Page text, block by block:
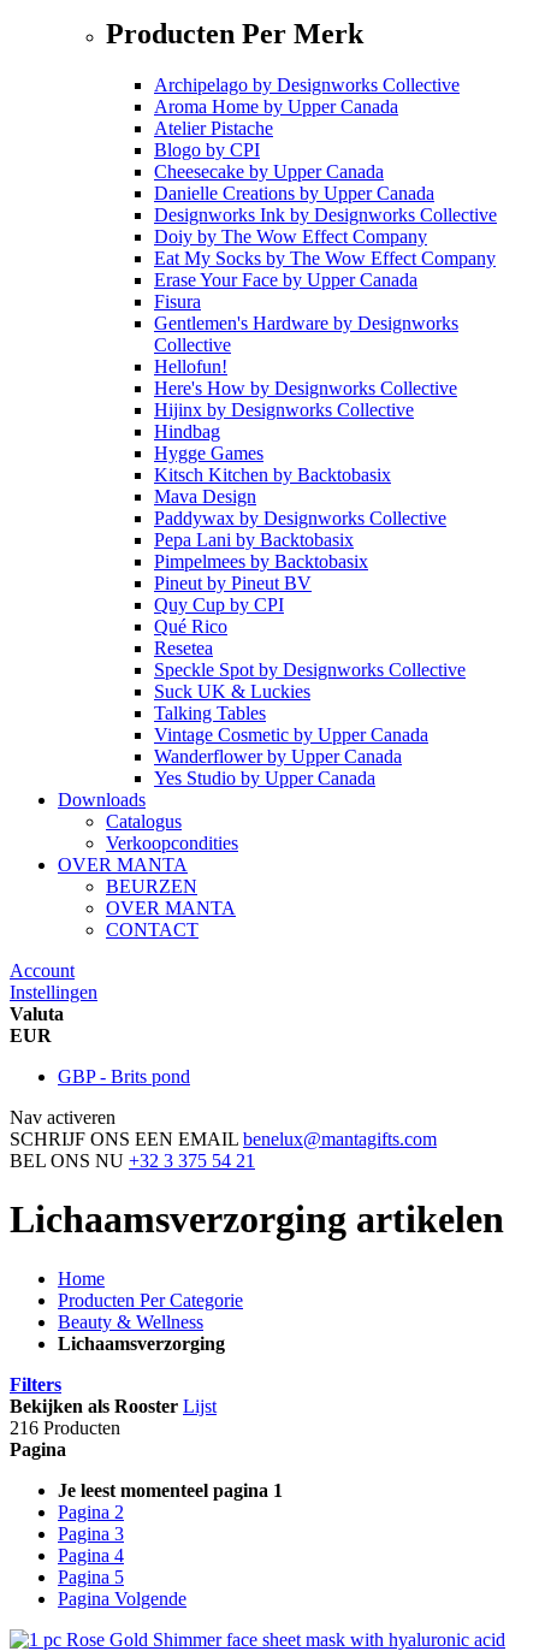
Producten Per Merk
Archipelago by Designworks Collective
Aroma Home by Upper Canada
Atelier Pistache
Blogo by CPI
Cheesecake by Upper Canada
Danielle Creations by Upper Canada
Designworks Ink by Designworks Collective
Doiy by The Wow Effect Company
Eat My Socks by The Wow Effect Company
Erase Your Face by Upper Canada
Fisura
Gentlemen's Hardware by Designworks
Collective
Hellofun!
Here's How by Designworks Collective
Hijinx by Designworks Collective
Hindbag
Hygge Games
Kitsch Kitchen by Backtobasix
Mava Design
Paddywax by Designworks Collective
Pepa Lani by Backtobasix
Pimpelmees by Backtobasix
Pineut by Pineut BV
Quy Cup by CPI
Qué Rico
Resetea
Speckle Spot by Designworks Collective
Suck UK & Luckies
Talking Tables
Vintage Cosmetic by Upper Canada
Wanderflowerby Upper Canada
Yes Studio by Upper Canada
Downloads
Catalogus
Verkoopcondities
OVER MANTA
BEURZEN
OVER MANTA
CONTACT
Account
Instellingen
Valuta
EUR
GBP - Brits pond
Nav activeren
SCHRIJF ONS EEN EMAIL benelux@mantagifts.com
BEL ONS NU +32 3 375 54 21
Lichaamsverzorging artikelen
Home
Producten Per Categorie
Beauty & Wellness
Lichaamsverzorging
Filters
Bekijken als Rooster Lijst
216 Producten
Pagina
Je leest momenteel pagina 1
Pagina 2
Pagina 3
Pagina 4
Pagina 5
Pagina Volgende